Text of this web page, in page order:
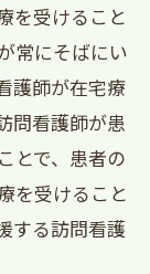
を受けること
常にそばにい
護師が在宅療
問看護師が患
とで、患者の
を受けること
する訪問看護